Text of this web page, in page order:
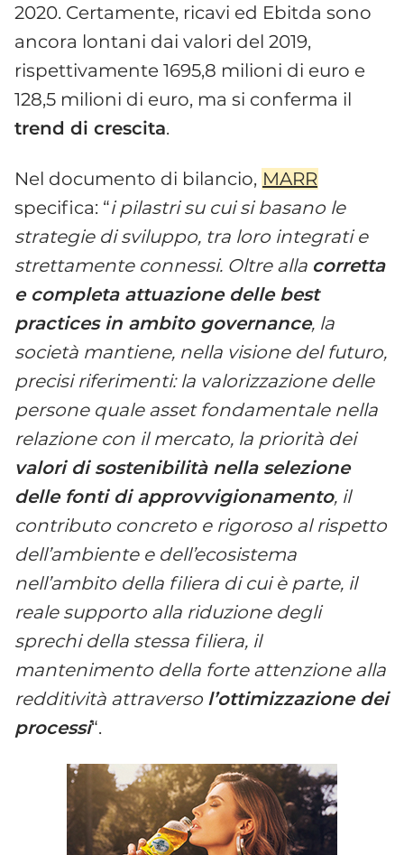
2020. Certamente, ricavi ed Ebitda sono
ancora lontani dai valori del 2019,
rispettivamente 1695,8 milioni di euro e
128,5 milioni di euro, ma si conferma il
trend di crescita.
Nel documento di bilancio, MARR
specifica: “i pilastri su cui si basano le
strategie di sviluppo, tra loro integrati e
strettamente connessi. Oltre alla corretta
e completa attuazione delle best
practices in ambito governance, la
società mantiene, nella visione del futuro,
precisi riferimenti: la valorizzazione delle
persone quale asset fondamentale nella
relazione con il mercato, la priorità dei
valori di sostenibilità nella selezione
delle fonti di approvvigionamento, il
contributo concreto e rigoroso al rispetto
dell’ambiente e dell’ecosistema
nell’ambito della filiera di cui è parte, il
reale supporto alla riduzione degli
sprechi della stessa filiera, il
mantenimento della forte attenzione alla
redditività attraverso l’ottimizzazione dei
processi“.